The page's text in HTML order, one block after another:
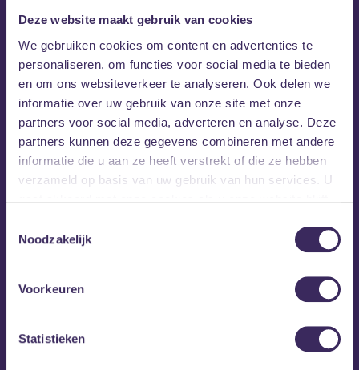
Deze website maakt gebruik van cookies
We gebruiken cookies om content en advertenties te
personaliseren, om functies voor social media te bieden
en om ons websiteverkeer te analyseren. Ook delen we
informatie over uw gebruik van onze site met onze
partners voor social media, adverteren en analyse. Deze
partners kunnen deze gegevens combineren met andere
informatie die u aan ze heeft verstrekt of die ze hebben
verzameld op basis van uw gebruik van hun services. U
Noodzakelijk
Voorkeuren
Statistieken
MEZZ tipt